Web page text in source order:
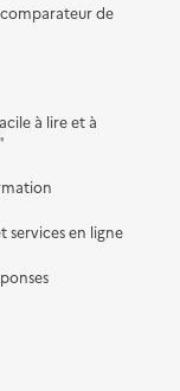
de
à lire et à
services en ligne